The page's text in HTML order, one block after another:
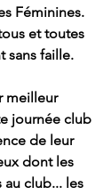
Féminines.
et toutes
sans faille.
meilleur
journée club
de leur
dont les
club... les